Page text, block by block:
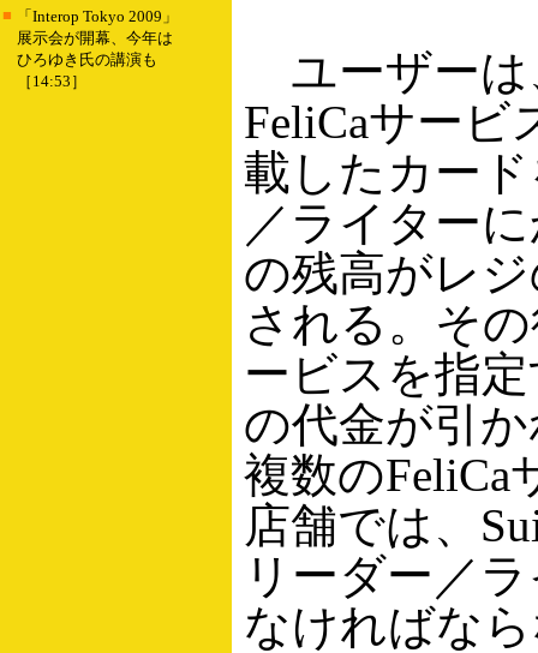
■
「Interop Tokyo 2009」
展示会が開幕、今年は
ひろゆき氏の講演も
［14:53］
ユーザーは
FeliCaサービ
載したカー
／ライター
の残高がレ
される。そ
ービスを指
の代金が引
複数のFeliCa
店舗では、
リーダー／
なければな